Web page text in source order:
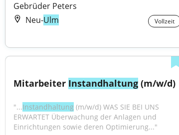
Gebrüder Peters
Neu-Ulm Vollzeit
Mitarbeiter Instandhaltung (m/w/d)
"...Instandhaltung (m/w/d) WAS SIE BEI UNS
ERWARTET Überwachung der Anlagen und
Einrichtungen sowie deren Optimierung..."